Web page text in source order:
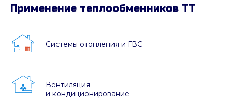
Применение теплообменников ТТ
Системы отопления и ГВС
Вентиляция
и кондиционирование